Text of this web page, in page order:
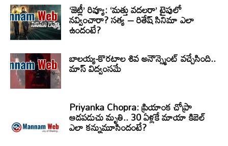
‘జెట్లీ’ రివ్యూ: ‘మత్తు వదలరా’ టైపులో
నవ్వించారా? సత్య – రితేష్ సినిమా ఎలా
ఉందంటే?
బాలయ్య-కొరటాల శివ అనౌన్స్మెంట్ వచ్చేసింది..
మాస్ విద్వంసమే
Priyanka Chopra: ప్రియాంక చోప్రా
ఆడపడుచు మృతి.. 30 ఏళ్లకే మాయా కిబెల్
ఎలా కన్నుమూసిందంటే?